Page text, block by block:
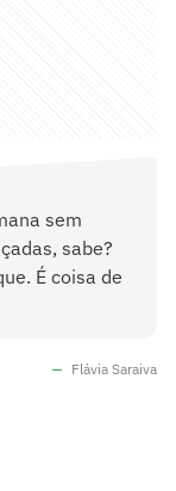
sem
sabe?
É coisa de
Flávia Saraiva